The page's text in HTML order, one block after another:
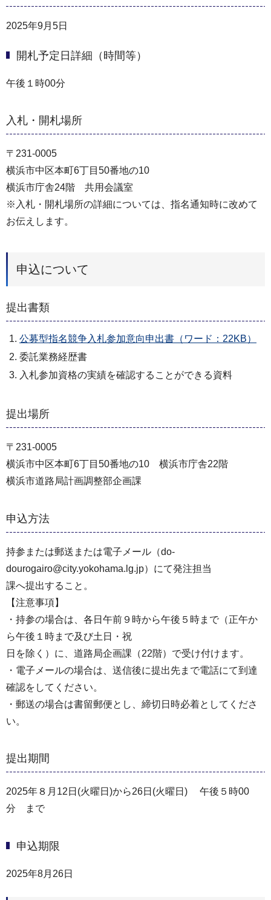
2025年9月5日
開札予定日詳細（時間等）
午後１時00分
入札・開札場所
〒231-0005
横浜市中区本町6丁目50番地の10
横浜市庁舎24階 共用会議室
※入札・開札場所の詳細については、指名通知時に改めて
お伝えします。
申込について
提出書類
公募型指名競争入札参加意向申出書（ワード：22KB）
委託業務経歴書
入札参加資格の実績を確認することができる資料
提出場所
〒231-0005
横浜市中区本町6丁目50番地の10 横浜市庁舎22階
横浜市道路局計画調整部企画課
申込方法
持参または郵送または電子メール（do-
dourogairo@city.yokohama.lg.jp）にて発注担当
課へ提出すること。
【注意事項】
・持参の場合は、各日午前９時から午後５時まで（正午か
ら午後１時まで及び土日・祝
日を除く）に、道路局企画課（22階）で受け付けます。
・電子メールの場合は、送信後に提出先まで電話にて到達
確認をしてください。
・郵送の場合は書留郵便とし、締切日時必着としてくださ
い。
提出期間
2025年８月12日(火曜日)から26日(火曜日) 午後５時00
分 まで
申込期限
2025年8月26日